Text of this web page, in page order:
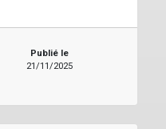
Publié le
21/11/2025